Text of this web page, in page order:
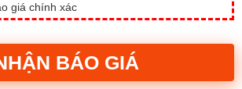
giá chính xác
BÁO GIÁ